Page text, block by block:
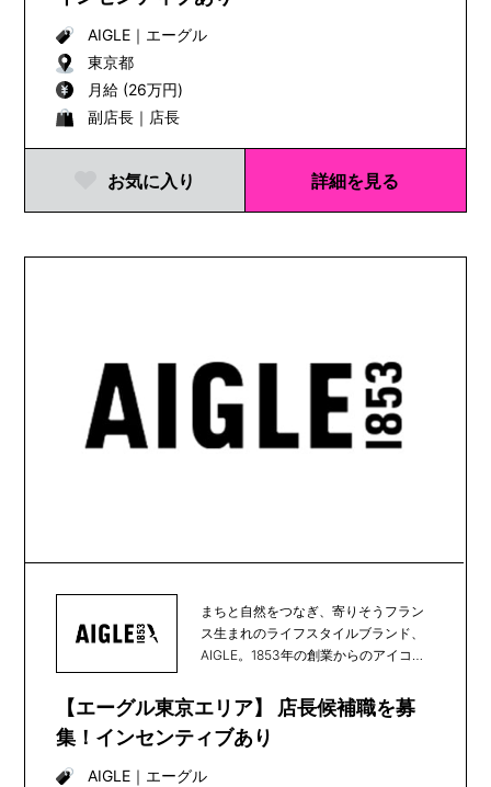
AIGLE｜ エーグル
東京都
月給 (26万円)
副店長｜店長
お気に入り 詳細を見る
まちと自然をつなぎ、寄りそうフラン
ス生まれのライフスタイルブランド、
AIGLE。1853年の創業からのアイコン
【エーグル東京エリア】 店長候補職を募
集！インセンティブあり
AIGLE｜ エーグル